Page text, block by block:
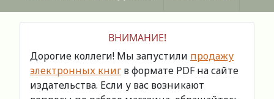
ВНИМАНИЕ!
Дорогие коллеги! Мы запустили продажу
электронных книг в формате PDF на сайте
издательства. Если у вас возникают